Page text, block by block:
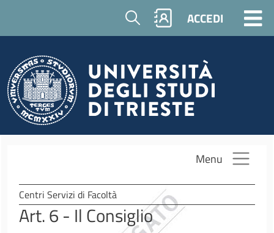
Salta al contenuto principale
Cerca ACCEDI
Menu
Centri Servizi di Facoltà
Art. 6 - Il Consiglio